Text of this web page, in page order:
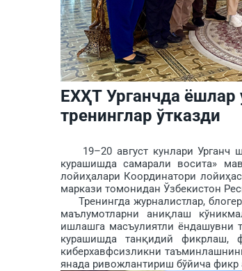
ЕХҲТ Урганчда ёшлар
тренинглар ўтказди
19–20 август кунлари Урганч
курашишда самарали восита»
лойиҳалари Координатори
маркази томонидан Ўзбекистон
Тренингда журналистлар,
маълумотларни аниқлаш
ишлашга масъулиятли ёндашувни
курашишда танқидий фикрлаш,
киберхавфсизликни
янада ривожлантириш бўйича